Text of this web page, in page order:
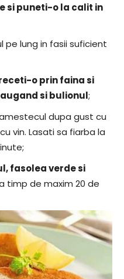
si puneti-o la calit in
lung in fasii suficient
o prin faina si
si bulionul;
dupa gust cu
vin. Lasati sa fiarba la
fasolea verde si
timp de maxim 20 de